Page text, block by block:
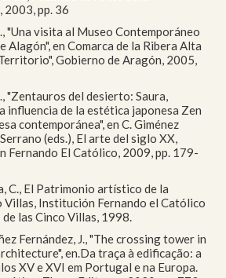
2003, pp. 36
"Una visita al Museo Contemporáneo
Alagón", en Comarca de la Ribera Alta
Gobierno de Aragón, 2005,
"Zentauros del desierto: Saura,
influencia de la estética japonesa Zen
contemporánea", en C. Giménez
(eds.), El arte del siglo XX,
Fernando El Católico, 2009, pp. 179-
C., El Patrimonio artístico de la
Villas, Institución Fernando el Católico
las Cinco Villas, 1998.
Fernández, J., "The crossing tower in
en.Da traça à edificação: a
XV e XVI em Portugal e na Europa.